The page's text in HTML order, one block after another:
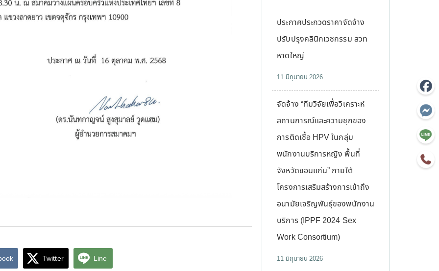
Twitter Line
ประกาศประกวดราคาจัดจ้าง
ปรับปรุงคลินิกเวชกรรม สวท
หาดใหญ่
11 มิถุนายน 2026
จัดจ้าง “ทีมวิจัยเพื่อวิเคราะห์
สถานการณ์และความชุกของ
การติดเชื้อ HPV ในกลุ่ม
พนักงานบริการหญิง พื้นที่
จังหวัดขอนแก่น” ภายใต้
โครงการเสริมสร้างการเข้าถึง
อนามัยเจริญพันธุ์ของพนักงาน
บริการ (IPPF 2024 Sex
Work Consortium)
11 มิถุนายน 2026